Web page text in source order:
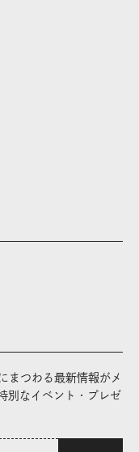
まつわる最新情報がメ
別なイベント・プレゼ